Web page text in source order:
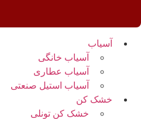
آسیاب
آسیاب خانگی
آسیاب عطاری
آسیاب استیل صنعتی
خشک کن
خشک کن تونلی